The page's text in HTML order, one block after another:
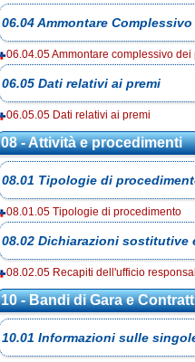
06.04 Ammontare Complessivo
06.04.05 Ammontare complessivo dei
06.05 Dati relativi ai premi
06.05.05 Dati relativi ai premi
08 - Attività e procedimenti
08.01 Tipologie di
08.01.05 Tipologie di procedimento
08.02 Dichiarazioni
08.02.05 Recapiti dell'ufficio
10 - Bandi di Gara e
10.01 Informazioni sulle